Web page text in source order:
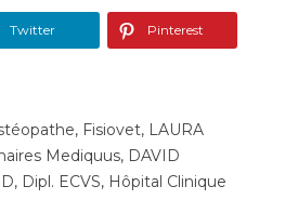
Twitter Pinterest
Fisiovet, LAURA
Mediquus, DAVID
Dipl. ECVS, Hôpital Clinique